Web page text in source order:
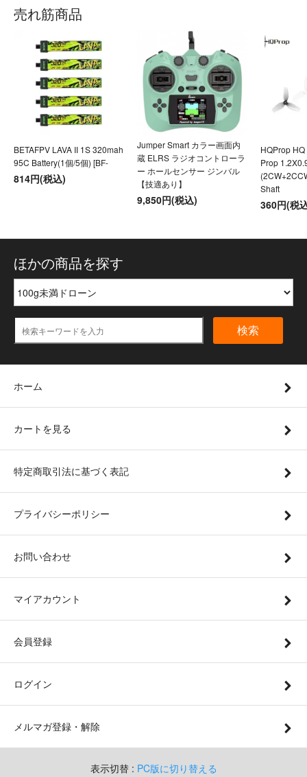
売れ筋商品
BETAFPV LAVA II 1S 320mah
95C Battery(1個/5個) [BF-
814円(税込)
Jumper Smart カラー画面内
蔵 ELRS ラジオコントローラ
ー ホールセンサー ジンバル
【技適あり】
9,850円(税込)
HQProp
Prop
Shaft
360円(税
ほかの商品を探す
検索
ホーム
カートを見る
特定商取引法に基づく表記
プライバシーポリシー
お問い合わせ
マイアカウント
会員登録
ログイン
メルマガ登録・解除
表示切替 : PC版に切り替える